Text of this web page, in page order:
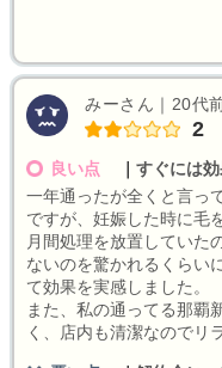
みーさん｜20代
2
良い点
すぐには効
一年通ったが全くと言っ
ですが、妊娠した時に毛
月間処理を放置していた
ないのを驚かれるくらい
て効果を実感しました。
また、私の通ってる那覇
く、店内も清潔なのでリ